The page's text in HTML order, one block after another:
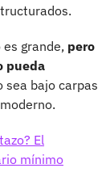
grande, pero
pueda
sea bajo carpas
El
mínimo